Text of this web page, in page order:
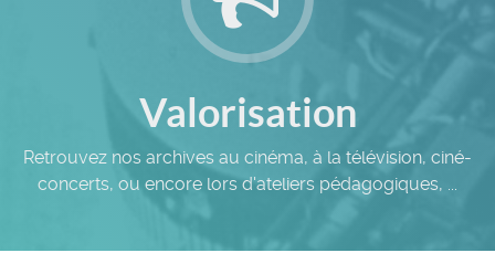
Valorisation
Retrouvez nos archives au cinéma, à la télévision, ciné-
concerts, ou encore lors d'ateliers pédagogiques, ...